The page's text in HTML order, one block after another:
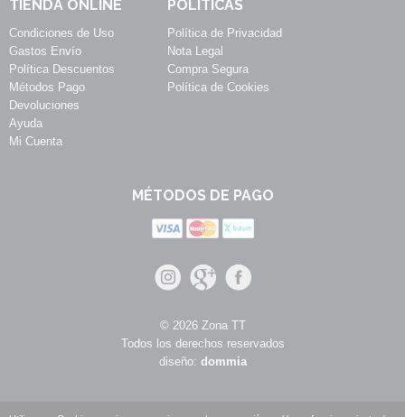
TIENDA ONLINE
Condiciones de Uso
Gastos Envío
Política Descuentos
Métodos Pago
Devoluciones
Ayuda
Mi Cuenta
POLÍTICAS
Política de Privacidad
Nota Legal
Compra Segura
Política de Cookies
MÉTODOS DE PAGO
© 2026 Zona TT
Todos los derechos reservados
diseño: dommia